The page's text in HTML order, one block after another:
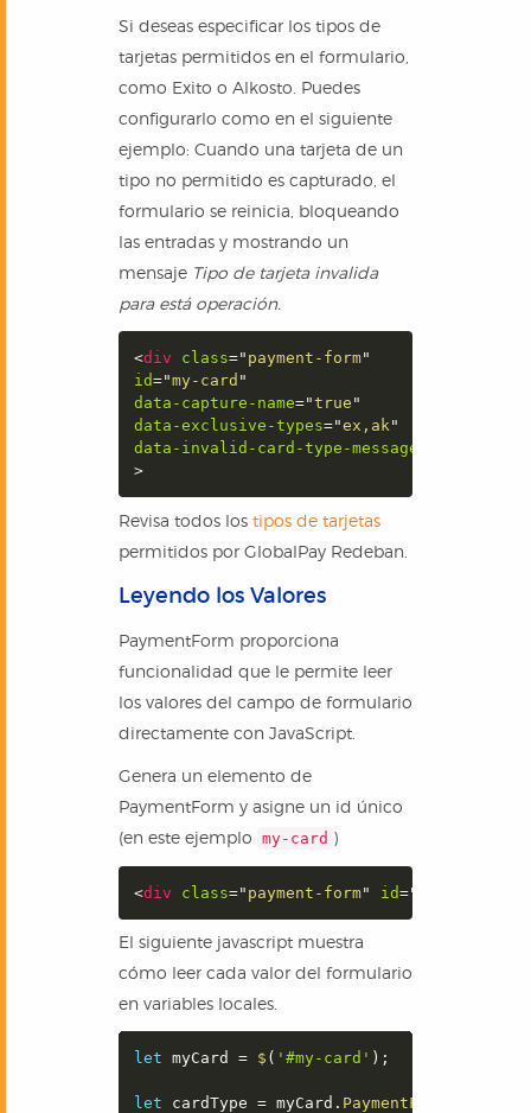
Si deseas especificar los tipos de
tarjetas permitidos en el formulario,
como Exito o Alkosto. Puedes
configurarlo como en el siguiente
ejemplo: Cuando una tarjeta de un
tipo no permitido es capturado, el
formulario se reinicia, bloqueando
las entradas y mostrando un
mensaje Tipo de tarjeta invalida
para está operación.
<div class=" payment-form"
id="my-card "
data-capture-name="true "
data-exclusive-types="ex,ak"
data-invalid-card-type-message
>
Revisa todos los tipos de tarjetas
permitidos por GlobalPay Redeban.
Leyendo los Valores
PaymentForm proporciona
funcionalidad que le permite leer
los valores del campo de formulario
directamente con JavaScript.
Genera un elemento de
PaymentForm y asigne un id único
(en este ejemplo my-card )
<div class=" payment-form" id="
El siguiente javascript muestra
cómo leer cada valor del formulario
en variables locales.
let myCard = $ ( '#my-card' ) ;
let cardType = myCard . PaymentForm